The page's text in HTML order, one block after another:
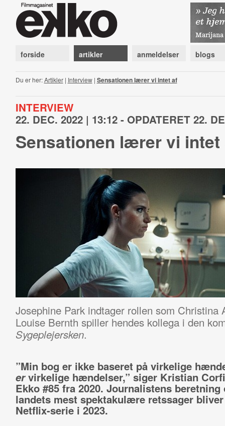
forside artikler anmeldelser blogs
Du er her:Artikler| Interview| Sensationen lærer vi intet af
INTERVIEW
22. DEC. 2022 | 13:12 - OPDATERET 22.
Sensationen lærer vi intet
Josephine Park indtager rollen som Christina
Louise Bernth spiller hendes kollega i den
Sygeplejersken.
”Min bog er ikke baseret på virkelige
ervirkelige hændelser,” siger Kristian
Ekko #85 fra 2020. Journalistens beretning
landets mest spektakulære retssager
Netflix-serie i 2023.